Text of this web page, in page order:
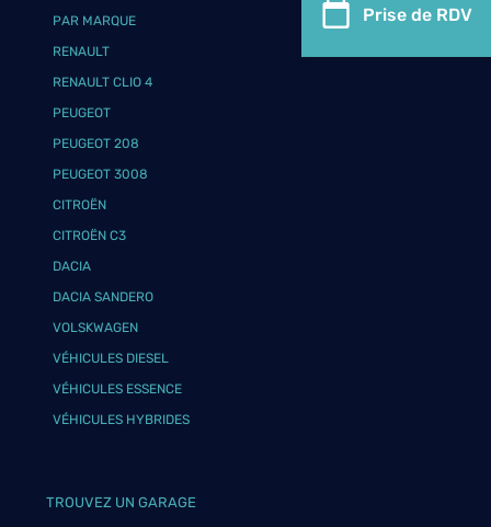
Prise de RDV
PAR MARQUE
RENAULT
RENAULT CLIO 4
PEUGEOT
PEUGEOT 208
PEUGEOT 3008
CITROËN
CITROËN C3
DACIA
DACIA SANDERO
VOLSKWAGEN
VÉHICULES DIESEL
VÉHICULES ESSENCE
VÉHICULES HYBRIDES
TROUVEZ UN GARAGE